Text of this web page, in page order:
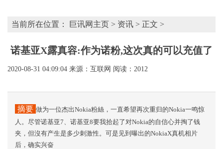
当前所在位置： 巨讯网主页 > 资讯 > 正文 >
诺基亚X露真容:作为诺粉,这次真的可以充值了
2020-08-31 04:09:04 来源：互联网 阅读：2012
摘要 做为一位杰出Nokia粉絲，一直希望再次重归的Nokia一鸣惊
人。尽管诺基亚7、诺基亚8要我拾起了对Nokia的自信心并掏了钱
夹，但沒有产生是多少刺激性。可是见到曝出的NokiaX真机相片
后，确实兴奋